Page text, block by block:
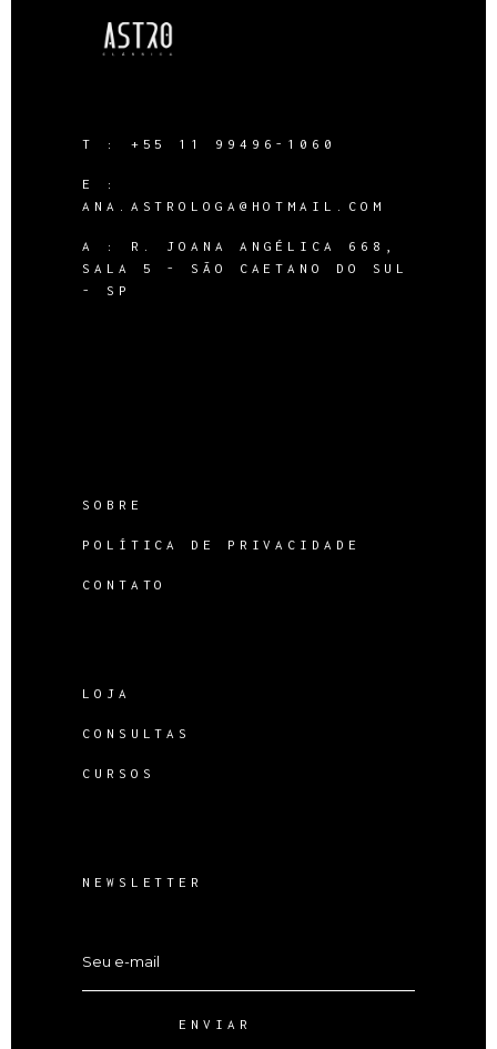
T : +55 11 99496-1060
E :
ANA.ASTROLOGA@HOTMAIL.COM
A :
R. JOANA ANGÉLICA 668,
SALA 5 - SÃO CAETANO DO SUL
- SP
SOBRE
POLÍTICA DE PRIVACIDADE
CONTATO
LOJA
CONSULTAS
CURSOS
NEWSLETTER
ENVIAR